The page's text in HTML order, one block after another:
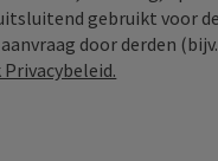
gebruikt voor
door derden
Privacybeleid.